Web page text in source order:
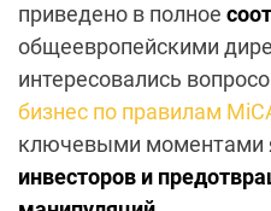
приведено в полное
общеевропейскими
интересовались
бизнес по правилам
ключевыми моментами
инвесторов и